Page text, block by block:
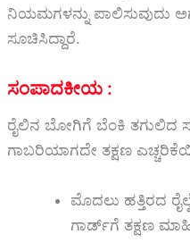
ನಿಯಮಗಳನ್ನು ಪಾಲಿಸುವುದು
ಸೂಚಿಸಿದ್ದಾರೆ.
ಸಂಪಾದಕೀಯ :
ರೈಲಿನ ಬೋಗಿಗೆ ಬೆಂಕಿ ತಗುಲಿದ
ಗಾಬರಿಯಾಗದೇ ತಕ್ಷಣ
ಮೊದಲು ಹತ್ತಿರದ
ಗಾರ್ಡ್‌ಗೆ ತಕ್ಷಣ